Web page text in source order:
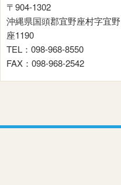
〒904-1302
沖縄県国頭郡宜野座村字宜野
座1190
TEL：098-968-8550
FAX：098-968-2542